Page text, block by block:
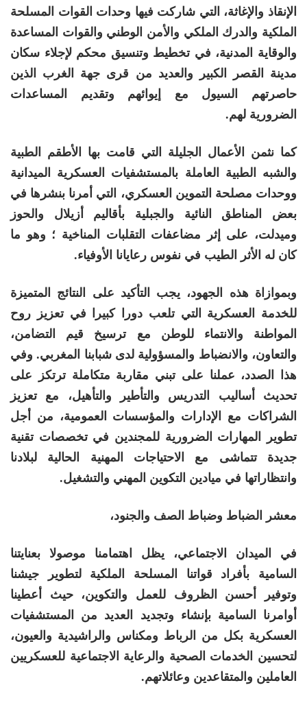
الإنقاذ والإغاثة، التي شاركت فيها وحدات القوات المسلحة
الملكية والدرك الملكي والأمن الوطني والقوات المساعدة
والوقاية المدنية، في تخطيط وتنسيق محكم لإجلاء سكان
مدينة القصر الكبير والعديد من قرى جهة الغرب الذين
حاصرتهم السيول مع إيوائهم وتقديم المساعدات
الضرورية لهم.
كما نثمن الأعمال الجليلة التي قامت بها الأطقم الطبية
والشبه الطبية العاملة بالمستشفيات العسكرية الميدانية
ووحدات مصلحة التموين العسكري، التي أمرنا بنشرها في
بعض المناطق النائية والجبلية بأقاليم أزيلال والحوز
وميدلت، على إثر مضاعفات التقلبات المناخية ؛ وهو ما
كان له الأثر الطيب في نفوس رعايانا الأوفياء.
وبموازاة هذه الجهود، يجب التأكيد على النتائج المتميزة
للخدمة العسكرية التي تلعب دورا كبيرا في تعزيز روح
المواطنة والانتماء للوطن مع ترسيخ قيم التضامن،
والتعاون، والانضباط والمسؤولية لدى شبابنا المغربي. وفي
هذا الصدد، عملنا على تبني مقاربة متكاملة ترتكز على
تحديث أساليب التدريس والتأطير والتأهيل، مع تعزيز
الشراكات مع الإدارات والمؤسسات العمومية، من أجل
تطوير المهارات الضرورية للمجندين في تخصصات تقنية
جديدة تتماشى مع الاحتياجات المهنية الحالية لبلادنا
وانتظاراتها في ميادين التكوين المهني والتشغيل.
معشر الضباط وضباط الصف والجنود،
في الميدان الاجتماعي، يظل اهتمامنا موصولا بعنايتنا
السامية بأفراد قواتنا المسلحة الملكية لتطوير جيشنا
وتوفير أحسن الظروف للعمل والتكوين، حيث أعطينا
أوامرنا السامية بإنشاء وتجديد العديد من المستشفيات
العسكرية بكل من الرباط ومكناس والراشيدية والعيون،
لتحسين الخدمات الصحية والرعاية الاجتماعية للعسكريين
العاملين والمتقاعدين وعائلاتهم.